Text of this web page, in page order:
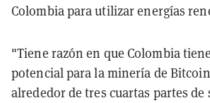
Colombia para utilizar energías
"Tiene razón en que Colombia
potencial para la minería de
alrededor de tres cuartas partes de